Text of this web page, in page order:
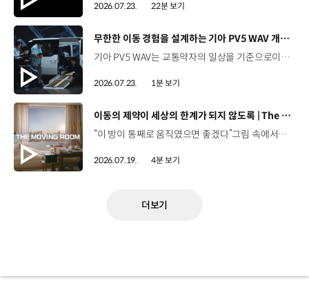
2026.07.23. 22분 보기
[동영상]
무한한 이동 경험을 설계하는 기아 PV5 WAV 개발 스토리 | The Moving Room
기아 PV5 WAV는 교통약자의 일상을 기준으로이동 과정을 다시 설계했습니다. 탑승자의 목적에 맞게 확장되는 모빌리티, PV5 WAV 개발 스토리를 영상으로 확인해 보세요. #현대자동차그룹 #TheMovingRoom #기아 #PV5 #PV5WAV #PBV #목적기반모빌리티
2026.07.23. 1분 보기
[동영상]
이동의 제약이 세상의 한계가 되지 않도록 | The Moving Room
“이 방이 통째로 움직였으면 좋겠다”그림 속에서만 그리던 여행이 현실이 되기까지 기아 PV5 WAV는 필요한 의료 장비를 싣고가족과 한 공간에서 함께 떠날 수 있도록이동의 경험을 다시 설계했습니다. 같은 풍경을 보고, 같은 순간을 나누는 일현대자동차그룹은 모두를 위한 이동을 만들어갑니다. #현대자동차그룹 #TheMovingRoom #PV5 #기아 #목적기반모빌리티 #PV5WAV #PBV
2026.07.19. 4분 보기
더보기